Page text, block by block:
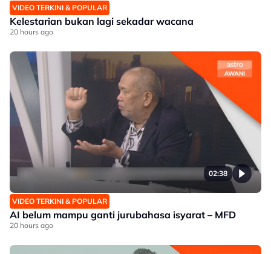
VIDEO TERKINI & POPULAR
Kelestarian bukan lagi sekadar wacana
20 hours ago
02:38
VIDEO TERKINI & POPULAR
AI belum mampu ganti jurubahasa isyarat – MFD
20 hours ago